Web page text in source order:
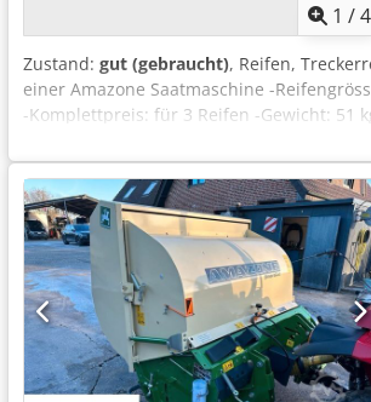
1 /4
Zustand: gut (gebraucht), Reifen,
einer Amazone Saatmaschine -
-Komplettpreis: für 3 Reifen -Gewicht: 51